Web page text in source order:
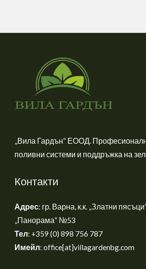
„Вила Гардън“ ЕООД.
поливни системи и поддръжка на
Контакти
Адрес: гр. Варна, к.к. „Златни
„Панорама“ №53
Тел: +359 (0) 898 756 787
Имейл: office[at]villagardenbg.com